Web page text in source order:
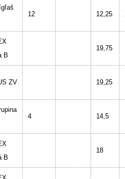
12 12,25
B
19,75
ZV 19,25
4 14,5
B
18